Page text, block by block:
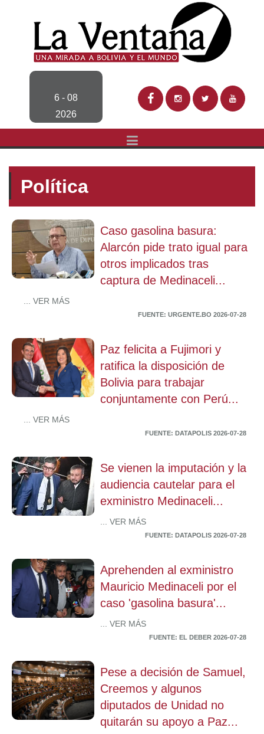
6 - 08
2026
Política
Caso gasolina basura:
Alarcón pide trato igual para
otros implicados tras
captura de Medinaceli...
... VER MÁS
FUENTE: URGENTE.BO 2026-07-28
Paz felicita a Fujimori y
ratifica la disposición de
Bolivia para trabajar
conjuntamente con Perú...
... VER MÁS
FUENTE: DATAPOLIS 2026-07-28
Se vienen la imputación y la
audiencia cautelar para el
exministro Medinaceli...
... VER MÁS
FUENTE: DATAPOLIS 2026-07-28
Aprehenden al exministro
Mauricio Medinaceli por el
caso 'gasolina basura'...
... VER MÁS
FUENTE: EL DEBER 2026-07-28
Pese a decisión de Samuel,
Creemos y algunos
diputados de Unidad no
quitarán su apoyo a Paz...